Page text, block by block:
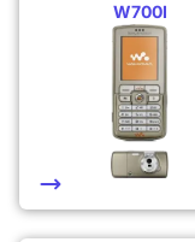
W700I